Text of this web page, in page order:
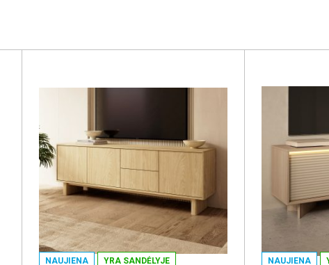
NAUJIENA YRA SANDĖLYJE NAUJIENA